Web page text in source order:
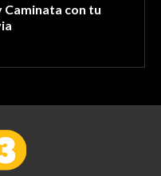
Caminata con tu